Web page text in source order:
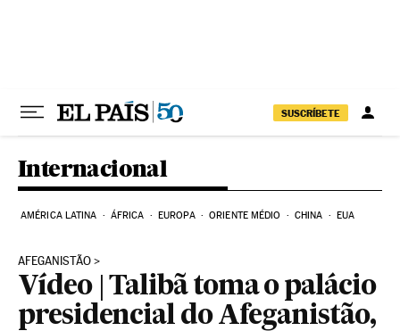
SUSCRÍBETE
Internacional
AMÉRICA LATINA ÁFRICA EUROPA ORIENTE MÉDIO CHINA EUA
AFEGANISTÃO
Vídeo | Talibã toma o palácio
presidencial do Afeganistão,